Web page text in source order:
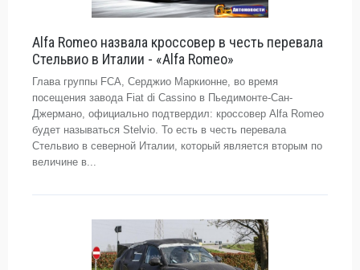
Alfa Romeo назвала кроссовер в честь перевала
Стельвио в Италии - «Alfa Romeo»
Глава группы FCA, Серджио Маркионне, во время
посещения завода Fiat di Cassino в Пьедимонте-Сан-
Джермано, официально подтвердил: кроссовер Alfa Romeo
будет называться Stelvio. То есть в честь перевала
Стельвио в северной Италии, который является вторым по
величине в...